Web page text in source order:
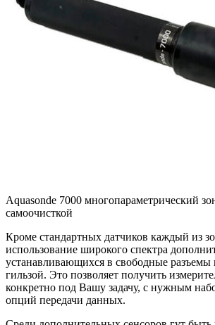
Aquasonde 7000 многопараметрический
самоочисткой
Кроме стандартных датчиков каждый из
использование широкого спектра
устанавливающихся в свободные разъемы
гильзой. Это позволяет получить
конкретно под Вашу задачу, с нужным
опций передачи данных.